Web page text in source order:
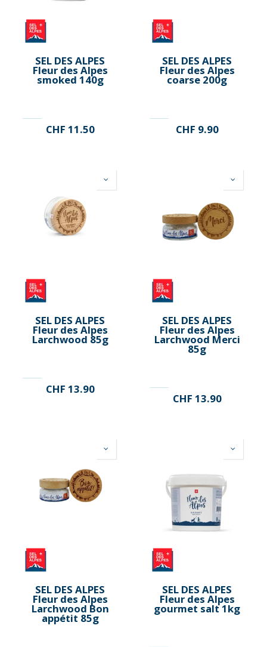
SEL DES ALPES
Fleur des Alpes
smoked 140g
CHF 11.50
SEL DES ALPES
Fleur des Alpes
coarse 200g
CHF 9.90
SEL DES ALPES
Fleur des Alpes
Larchwood 85g
CHF 13.90
SEL DES ALPES
Fleur des Alpes
Larchwood Merci
85g
CHF 13.90
SEL DES ALPES
Fleur des Alpes
Larchwood Bon
appétit 85g
SEL DES ALPES
Fleur des Alpes
gourmet salt 1kg